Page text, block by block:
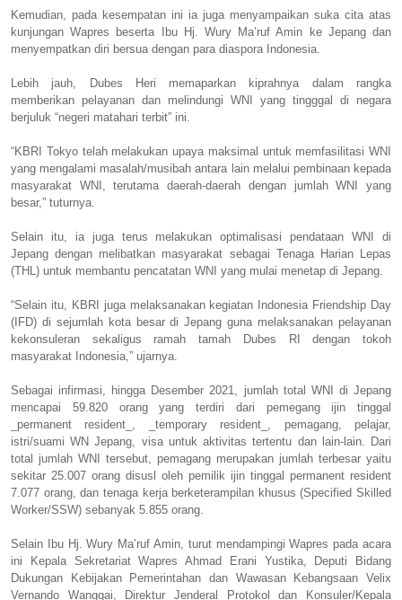
Kemudian, pada kesempatan ini ia juga menyampaikan suka cita atas
kunjungan Wapres beserta Ibu Hj. Wury Ma’ruf Amin ke Jepang dan
menyempatkan diri bersua dengan para diaspora Indonesia.
Lebih jauh, Dubes Heri memaparkan kiprahnya dalam rangka
memberikan pelayanan dan melindungi WNI yang tingggal di negara
berjuluk “negeri matahari terbit” ini.
“KBRI Tokyo telah melakukan upaya maksimal untuk memfasilitasi WNI
yang mengalami masalah/musibah antara lain melalui pembinaan kepada
masyarakat WNI, terutama daerah-daerah dengan jumlah WNI yang
besar,” tuturnya.
Selain itu, ia juga terus melakukan optimalisasi pendataan WNI di
Jepang dengan melibatkan masyarakat sebagai Tenaga Harian Lepas
(THL) untuk membantu pencatatan WNI yang mulai menetap di Jepang.
“Selain itu, KBRI juga melaksanakan kegiatan Indonesia Friendship Day
(IFD) di sejumlah kota besar di Jepang guna melaksanakan pelayanan
kekonsuleran sekaligus ramah tamah Dubes RI dengan tokoh
masyarakat Indonesia,” ujarnya.
Sebagai infirmasi, hingga Desember 2021, jumlah total WNI di Jepang
mencapai 59.820 orang yang terdiri dari pemegang ijin tinggal
_permanent resident_, _temporary resident_, pemagang, pelajar,
istri/suami WN Jepang, visa untuk aktivitas tertentu dan lain-lain. Dari
total jumlah WNI tersebut, pemagang merupakan jumlah terbesar yaitu
sekitar 25.007 orang disusl oleh pemilik ijin tinggal permanent resident
7.077 orang, dan tenaga kerja berketerampilan khusus (Specified Skilled
Worker/SSW) sebanyak 5.855 orang.
Selain Ibu Hj. Wury Ma’ruf Amin, turut mendampingi Wapres pada acara
ini Kepala Sekretariat Wapres Ahmad Erani Yustika, Deputi Bidang
Dukungan Kebijakan Pemerintahan dan Wawasan Kebangsaan Velix
Vernando Wanggai, Direktur Jenderal Protokol dan Konsuler/Kepala